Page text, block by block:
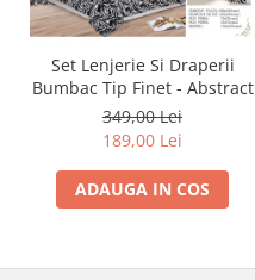
Set Lenjerie Si Draperii
Bumbac Tip Finet - Abstract
349,00 Lei
189,00 Lei
ADAUGA IN COS